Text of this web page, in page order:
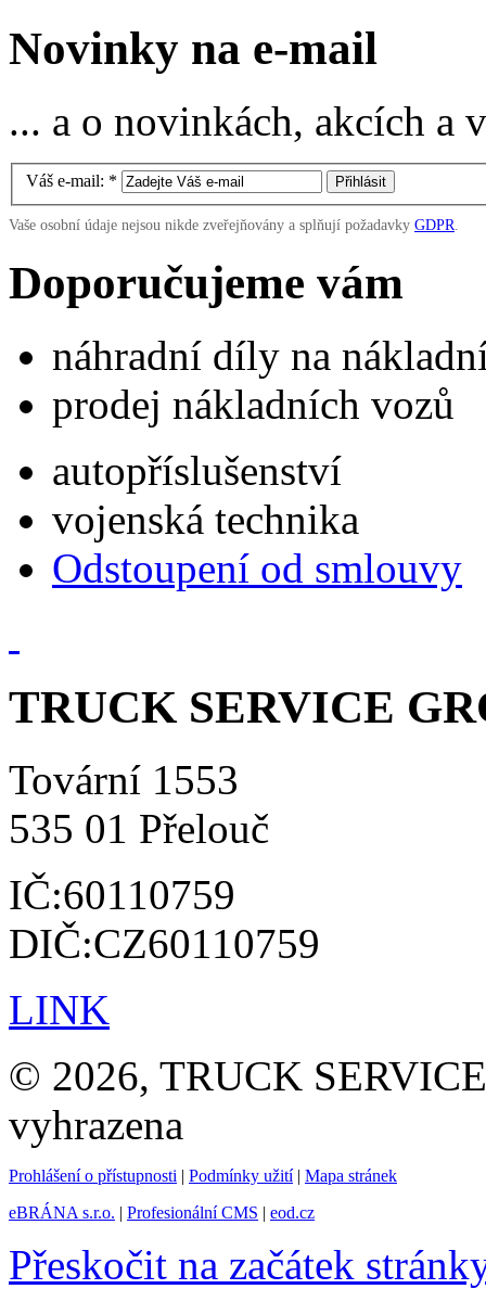
Novinky na e-mail
... a o novinkách, akcích
Váš e-mail: *
Vaše osobní údaje nejsou nikde zveřejňovány a splňují požadavky GDPR.
Doporučujeme vám
náhradní díly na
prodej nákladních vozů
autopříslušenství
vojenská technika
Odstoupení od smlouvy
TRUCK SERVICE
Tovární 1553
535 01 Přelouč
IČ:60110759
DIČ:CZ60110759
LINK
© 2026, TRUCK
vyhrazena
Prohlášení o přístupnosti | Podmínky užití| Mapa stránek
eBRÁNA s.r.o. | Profesionální CMS | eod.cz
Přeskočit na začátek